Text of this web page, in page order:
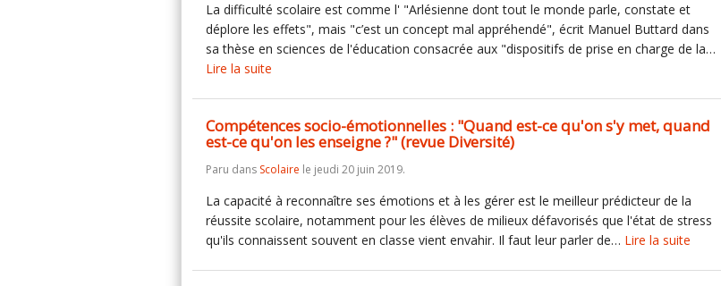
La difficulté scolaire est comme l' "Arlésienne dont tout le monde parle, constate et
déplore les effets", mais "c’est un concept mal appréhendé", écrit Manuel Buttard dans
sa thèse en sciences de l'éducation consacrée aux "dispositifs de prise en charge de la…
Lire la suite
Compétences socio-émotionnelles : "Quand est-ce qu'on s'y met, quand
est-ce qu'on les enseigne ?" (revue Diversité)
Paru dans Scolaire le jeudi 20 juin 2019.
La capacité à reconnaître ses émotions et à les gérer est le meilleur prédicteur de la
réussite scolaire, notamment pour les élèves de milieux défavorisés que l'état de stress
qu'ils connaissent souvent en classe vient envahir. Il faut leur parler de… Lire la suite